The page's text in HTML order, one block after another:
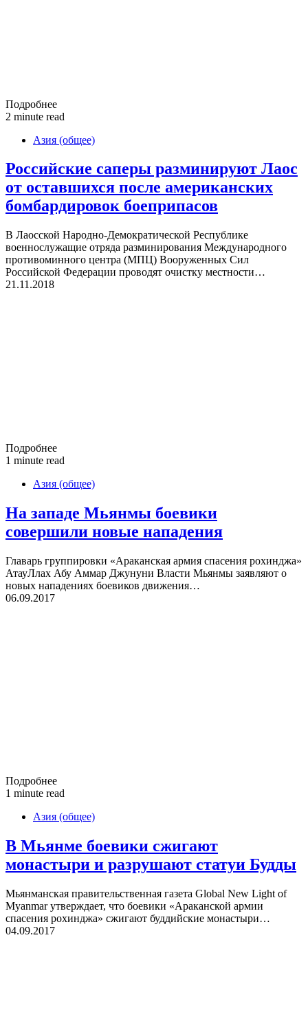
Подробнее
2 minute read
Азия (общее)
Российские саперы разминируют Лаос
от оставшихся после американских
бомбардировок боеприпасов
В Лаосской Народно-Демократической Республике
военнослужащие отряда разминирования Международного
противоминного центра (МПЦ) Вооруженных Сил
Российской Федерации проводят очистку местности…
21.11.2018
Подробнее
1 minute read
Азия (общее)
На западе Мьянмы боевики
совершили новые нападения
Главарь группировки «Араканская армия спасения рохинджа»
АтауЛлах Абу Аммар Джунуни Власти Мьянмы заявляют о
новых нападениях боевиков движения…
06.09.2017
Подробнее
1 minute read
Азия (общее)
В Мьянме боевики сжигают
монастыри и разрушают статуи Будды
Мьянманская правительственная газета Global New Light of
Myanmar утверждает, что боевики «Араканской армии
спасения рохинджа» сжигают буддийские монастыри…
04.09.2017